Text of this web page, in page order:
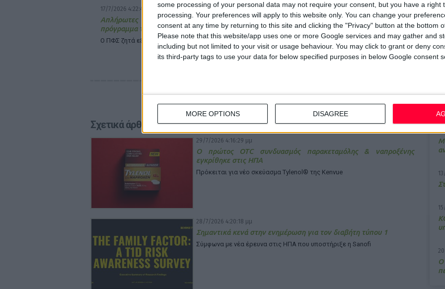
some processing of your personal data may not require your consent, but you have a right
processing. Your preferences will apply to this website only. You can change your
consent at any time by returning to this site and clicking the "Privacy" button at the bottom
Please note that this website/app uses one or more Google services and may gather and
including but not limited to your visit or usage behaviour. You may click to grant or deny
its third-party tags to use your data for below specified purposes in below Google consent
MORE OPTIONS DISAGREE
Ο
17/7/2026 4:22:47 μμ
Απλήρωτες οι συνταγές Μαΐου για το
πρόγραμμα της παχυσαρκίας
Ο ΠΦΣ ζητά εξηγήσεις από την Ειρ. Αγαπηδάκη
Σχετικά άρθρα
29/7/2026 4:16:29 μμ
Ο πρώτος OTC συνδυασμός παρακεταμόλης & ναπροξένης
εγκρίθηκε στις ΗΠΑ
Πρόκειται για νέο σκεύασμα Tylenol® της Kenvue
28/7/2026 4:20:18 μμ
Σημαντικά κενά στην ενημέρωση για τον διαβήτη τύπου 1
Σύμφωνα με νέα έρευνα στις ΗΠΑ που υποστήριξε η Sanofi